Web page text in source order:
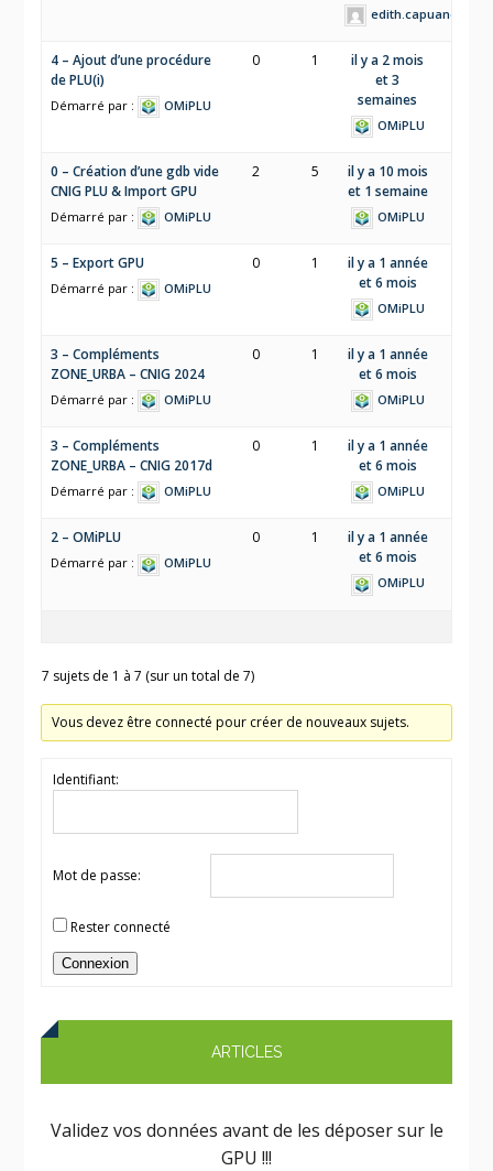
edith.capuano
4 – Ajout d’une procédure
de PLU(i)
Démarré par : OMiPLU
0 1
il y a 2 mois
et 3
semaines
OMiPLU
0 – Création d’une gdb vide
CNIG PLU & Import GPU
Démarré par : OMiPLU
2 5
il y a 10 mois
et 1 semaine
OMiPLU
5 – Export GPU
Démarré par : OMiPLU
0 1
il y a 1 année
et 6 mois
OMiPLU
3 – Compléments
ZONE_URBA – CNIG 2024
Démarré par : OMiPLU
0 1
il y a 1 année
et 6 mois
OMiPLU
3 – Compléments
ZONE_URBA – CNIG 2017d
Démarré par : OMiPLU
0 1
il y a 1 année
et 6 mois
OMiPLU
2 – OMiPLU
Démarré par : OMiPLU
0 1
il y a 1 année
et 6 mois
OMiPLU
7 sujets de 1 à 7 (sur un total de 7)
Vous devez être connecté pour créer de nouveaux sujets.
Identifiant:
Mot de passe:
Rester connecté
Connexion
ARTICLES
Validez vos données avant de les déposer sur le
GPU !!!